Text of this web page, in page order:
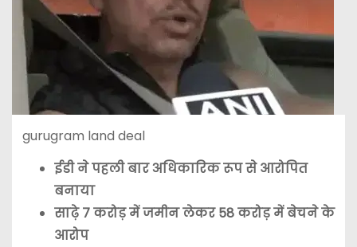
gurugram land deal
ईडी ने पहली बार अधिकारिक रूप से आरोपित
बनाया
साढ़े 7 करोड़ में जमीन लेकर 58 करोड़ में बेचने के
आरोप